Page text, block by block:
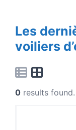
Les
voiliers
0 results found.